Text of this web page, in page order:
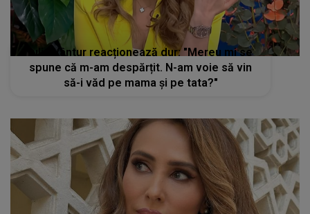
Iulia Vântur reacționează dur: "Mereu mi se
spune că m-am despărțit. N-am voie să vin
să-i văd pe mama și pe tata?"